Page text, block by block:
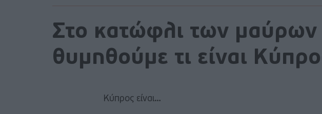
Στο κατώφλι των μαύρων
θυμηθούμε τι είναι
Κύπρος είναι…